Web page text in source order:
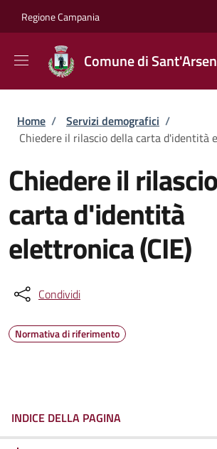
Regione Campania
Comune di
Briciole di pane
Home / Servizi demografici /
Chiedere il rilascio della carta d'identità
Chiedere il
carta d'identità
elettronica (CIE)
Condividi
Normativa di riferimento
INDICE DELLA PAGINA